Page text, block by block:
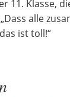
11. Klasse,
alle
ist toll!“